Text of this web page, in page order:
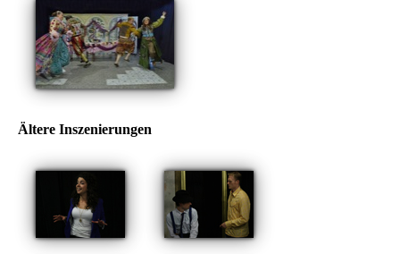
Ältere Inszenierungen